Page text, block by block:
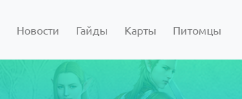
Новости Гайды Карты Питомцы